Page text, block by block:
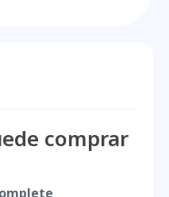
comprar